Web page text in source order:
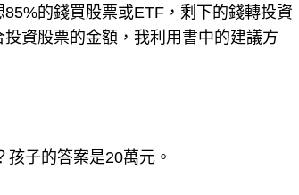
的錢買股票或ETF，剩下的錢轉投資
資股票的金額，我利用書中的建議方
子的答案是20萬元。